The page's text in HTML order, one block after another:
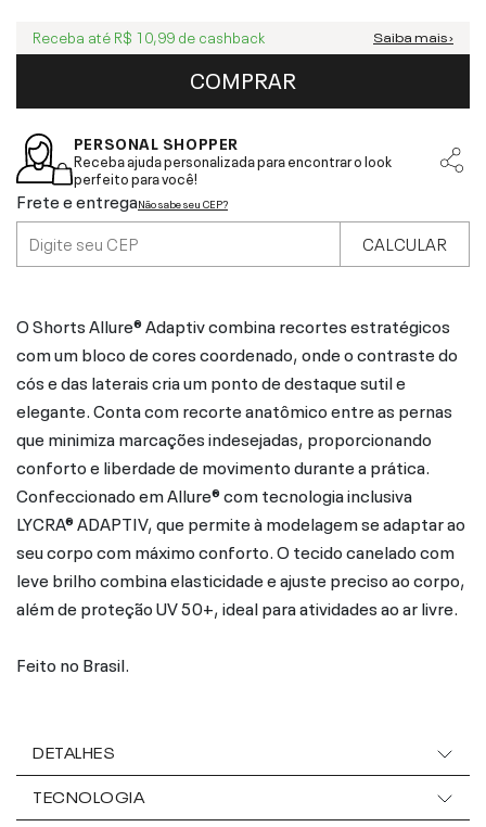
Receba até R$ 10,99 de cashback Saiba mais ›
COMPRAR
PERSONAL SHOPPER
Receba ajuda personalizada para encontrar o look
perfeito para você!
Frete e entregaNão sabe seu CEP?
CALCULAR
O Shorts Allure® Adaptiv combina recortes estratégicos
com um bloco de cores coordenado, onde o contraste do
cós e das laterais cria um ponto de destaque sutil e
elegante. Conta com recorte anatômico entre as pernas
que minimiza marcações indesejadas, proporcionando
conforto e liberdade de movimento durante a prática.
Confeccionado em Allure® com tecnologia inclusiva
LYCRA® ADAPTIV, que permite à modelagem se adaptar ao
seu corpo com máximo conforto. O tecido canelado com
leve brilho combina elasticidade e ajuste preciso ao corpo,
além de proteção UV 50+, ideal para atividades ao ar livre.
Feito no Brasil.
DETALHES
TECNOLOGIA